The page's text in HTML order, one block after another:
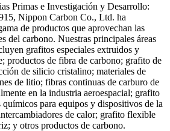
Primas e Investigación y Desarrollo:
Nippon Carbon Co., Ltd. ha
de productos que aprovechan las
del carbono. Nuestras principales áreas
grafitos especiales extruidos y
productos de fibra de carbono; grafito de
de silicio cristalino; materiales de
de litio; fibras continuas de carburo de
en la industria aeroespacial; grafito
para equipos y dispositivos de la
de calor; grafito flexible
y otros productos de carbono.